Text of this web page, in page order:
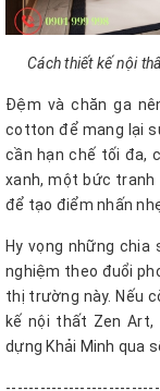
Cách thiết kế nội
Đệm và chăn ga
cotton để mang lại
cần hạn chế tối đa,
xanh, một bức tranh
để tạo điểm nhấn
Hy vọng những chia
nghiệm theo đuổi
thị trường này. Nếu
kế nội thất Zen Art,
dựng Khải Minh qua